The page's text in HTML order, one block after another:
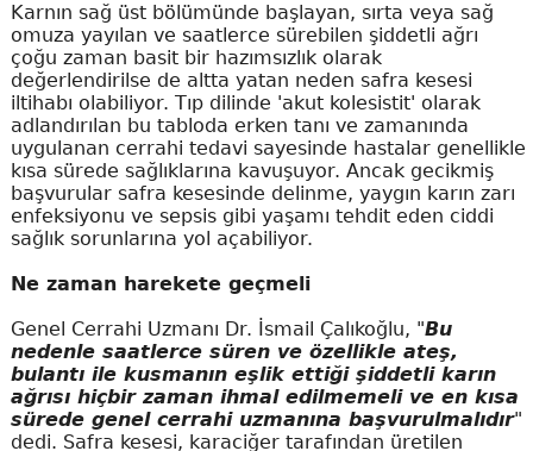
Karnın sağ üst bölümünde başlayan, sırta veya sağ
omuza yayılan ve saatlerce sürebilen şiddetli ağrı
çoğu zaman basit bir hazımsızlık olarak
değerlendirilse de altta yatan neden safra kesesi
iltihabı olabiliyor. Tıp dilinde 'akut kolesistit' olarak
adlandırılan bu tabloda erken tanı ve zamanında
uygulanan cerrahi tedavi sayesinde hastalar genellikle
kısa sürede sağlıklarına kavuşuyor. Ancak gecikmiş
başvurular safra kesesinde delinme, yaygın karın zarı
enfeksiyonu ve sepsis gibi yaşamı tehdit eden ciddi
sağlık sorunlarına yol açabiliyor.
Ne zaman harekete geçmeli
Genel Cerrahi Uzmanı Dr. İsmail Çalıkoğlu, "Bu
nedenle saatlerce süren ve özellikle ateş,
bulantı ile kusmanın eşlik ettiği şiddetli karın
ağrısı hiçbir zaman ihmal edilmemeli ve en kısa
sürede genel cerrahi uzmanına başvurulmalıdır"
dedi. Safra kesesi, karaciğer tarafından üretilen